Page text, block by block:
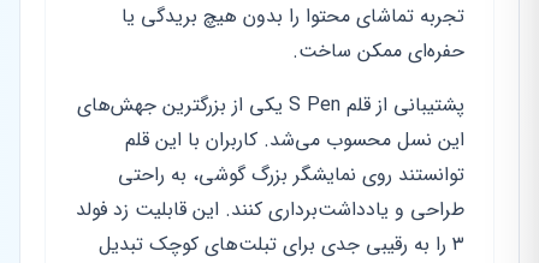
تجربه تماشای محتوا را بدون هیچ بریدگی یا
حفره‌ای ممکن ساخت.
پشتیبانی از قلم S Pen یکی از بزرگترین جهش‌های
این نسل محسوب می‌شد. کاربران با این قلم
توانستند روی نمایشگر بزرگ گوشی، به راحتی
طراحی و یادداشت‌برداری کنند. این قابلیت زد فولد
۳ را به رقیبی جدی برای تبلت‌های کوچک تبدیل